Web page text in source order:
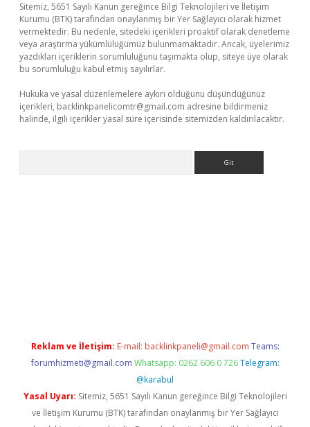
Sitemiz, 5651 Sayılı Kanun gereğince Bilgi Teknolojileri ve İletişim
Kurumu (BTK) tarafından onaylanmış bir Yer Sağlayıcı olarak hizmet
vermektedir. Bu nedenle, sitedeki içerikleri proaktif olarak denetleme
veya araştırma yükümlülüğümüz bulunmamaktadır. Ancak, üyelerimiz
yazdıkları içeriklerin sorumluluğunu taşımakta olup, siteye üye olarak
bu sorumluluğu kabul etmiş sayılırlar.
Hukuka ve yasal düzenlemelere aykırı olduğunu düşündüğünüz
içerikleri, backlinkpanelicomtr@gmail.com adresine bildirmeniz
halinde, ilgili içerikler yasal süre içerisinde sitemizden kaldırılacaktır.
Reklam ve İletişim: E-mail: backlinkpaneli@gmail.com Teams:
forumhizmeti@gmail.com Whatsapp: 0262 606 0 726 Telegram:
@karabul
Yasal Uyarı: Sitemiz, 5651 Sayılı Kanun gereğince Bilgi Teknolojileri
ve İletişim Kurumu (BTK) tarafından onaylanmış bir Yer Sağlayıcı